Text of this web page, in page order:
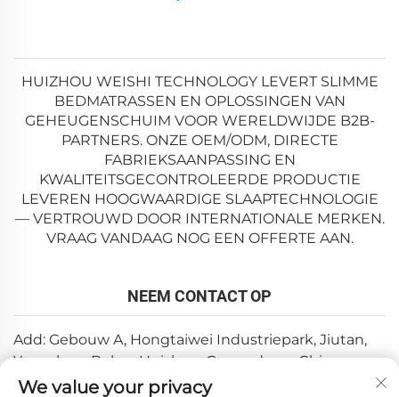
HUIZHOU WEISHI TECHNOLOGY LEVERT SLIMME
BEDMATRASSEN EN OPLOSSINGEN VAN
GEHEUGENSCHUIM VOOR WERELDWIJDE B2B-
PARTNERS. ONZE OEM/ODM, DIRECTE
FABRIEKSAANPASSING EN
KWALITEITSGECONTROLEERDE PRODUCTIE
LEVEREN HOOGWAARDIGE SLAAPTECHNOLOGIE
— VERTROUWD DOOR INTERNATIONALE MERKEN.
VRAAG VANDAAG NOG EEN OFFERTE AAN.
NEEM CONTACT OP
Add: Gebouw A, Hongtaiwei Industriepark, Jiutan,
Yuanzhou, Boluo, Huizhou, Guangdong, China
E-mail:[email protected]
We value your privacy